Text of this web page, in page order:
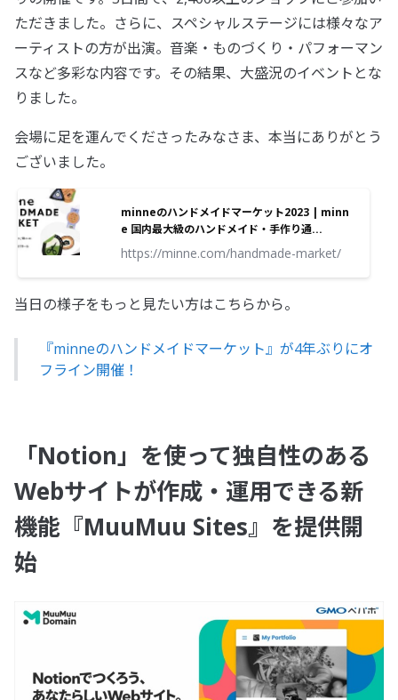
ただきました。さらに、スペシャルステージには様々なア
ーティストの方が出演。音楽・ものづくり・パフォーマン
スなど多彩な内容です。その結果、大盛況のイベントとな
りました。
会場に足を運んでくださったみなさま、本当にありがとう
ございました。
minneのハンドメイドマーケット2023 | minn
e 国内最大級のハンドメイド・手作り通...
https://minne.com/handmade-market/
当日の様子をもっと見たい方はこちらから。
『minneのハンドメイドマーケット』が4年ぶりにオ
フライン開催！
「Notion」を使って独自性のある
Webサイトが作成・運用できる新
機能『MuuMuu Sites』を提供開
始